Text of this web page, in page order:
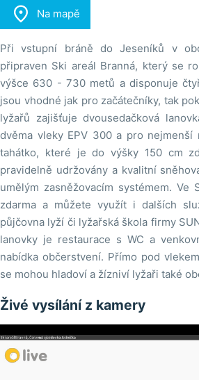
 Na mapě
Při vstupní bráně do Jeseníků v
připraven Ski areál Branná, který se
výšce 630 - 730 metů a disponuje
jsou vhodné jak pro začátečníky, tak
lyžařů zajišťuje dvousedačková
dvěma vleky EPV 300 a pro nejmenší
tahátko, které je do výšky 150 cm
pravidelně udržovány a kvalitní
umělým zasněžovacím systémem. Ve
zdarma a můžete využít i dalších
půjčovna lyží či lyžařská škola firmy
lanovky je restaurace s WC a
nabídka občerstvení. Přímo pod
se mohou hladoví a žízniví lyžaři také
Živé vysílání z kamery